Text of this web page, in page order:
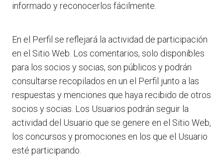
informado y reconocerlos fácilmente.
En el Perfil se reflejará la actividad de participación
en el Sitio Web. Los comentarios, solo disponibles
para los socios y socias, son públicos y podrán
consultarse recopilados en un el Perfil junto a las
respuestas y menciones que haya recibido de otros
socios y socias. Los Usuarios podrán seguir la
actividad del Usuario que se genere en el Sitio Web,
los concursos y promociones en los que el Usuario
esté participando.